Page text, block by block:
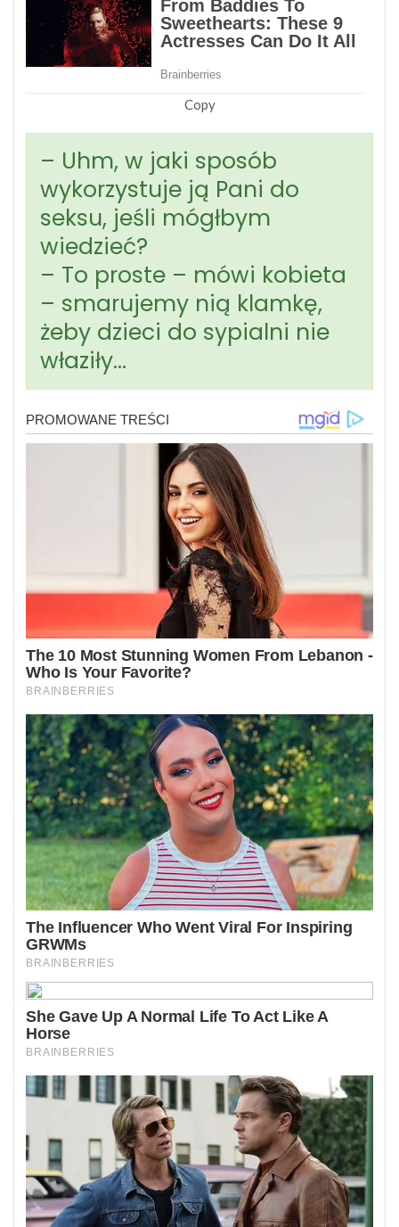
Copy
– Uhm, w jaki sposób
wykorzystuje ją Pani do
seksu, jeśli mógłbym
wiedzieć?
– To proste – mówi kobieta
– smarujemy nią klamkę,
żeby dzieci do sypialni nie
właziły…